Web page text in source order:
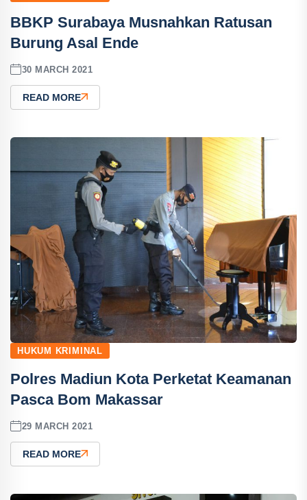
BBKP Surabaya Musnahkan Ratusan
Burung Asal Ende
30 MARCH 2021
READ MORE
HUKUM KRIMINAL
Polres Madiun Kota Perketat Keamanan
Pasca Bom Makassar
29 MARCH 2021
READ MORE